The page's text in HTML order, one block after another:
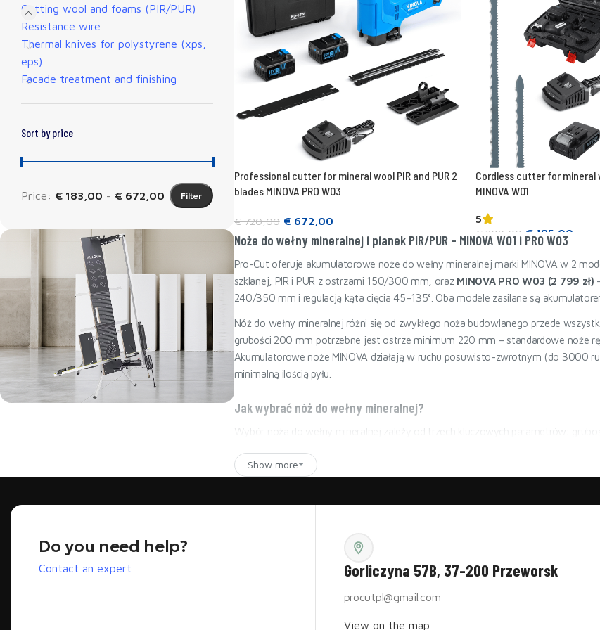
Cutting wool and foams (PIR/PUR)
Resistance wire
Thermal knives for polystyrene (xps,
eps)
Facade treatment and finishing
Sort by price
Filter
Price: € 183,00 - € 672,00
Professional cutter for mineral wool PIR and PUR 2
blades MINOVA PRO W03
€720,00 €672,00
Add to cart
Cordless cutter for mineral
MINOVA W01
5
€ 209,00 € 185,00
Noże do wełny mineralnej i pianek PIR/PUR – MINOVA W01 i PRO W03
Pro-Cut oferuje akumulatorowe noże do wełny mineralnej marki MINOVA w 2
szklanej, PIR i PUR z ostrzami 150/300 mm, oraz MINOVA PRO W03 (2 799 zł)
240/350 mm i regulacją kąta cięcia 45–135°. Oba modele zasilane są
Nóż do wełny mineralnej różni się od zwykłego noża budowlanego przede
grubości 200 mm potrzebne jest ostrze minimum 220 mm – standardowe noże
Akumulatorowe noże MINOVA działają w ruchu posuwisto-zwrotnym (do 3000
minimalną ilością pyłu.
Jak wybrać nóż do wełny mineralnej?
Wybór noża do wełny mineralnej zależy od trzech kluczowych parametrów:
bezszczotkowym przeznaczony jest do pracy ciągłej przy grubych izolacjach i
dziesiątki lub setki metrów kwadratowych wełny, akumulatorowy nóż do wełny
sekund zamiast kilkudziesięciu. MINOVA W01 waży 1,48 kg z akumulatorem, co
przy precyzyjnych docięciach w trudno dostępnych miejscach.
Jakie ostrze do wełny skalnej, szklanej i PIR/PUR?
– płynnie prowadzi przez
Show more
Do you need help?
Contact an expert Gorliczyna 57B, 37-200 Przeworsk
procutpl@gmail.com
View on the map